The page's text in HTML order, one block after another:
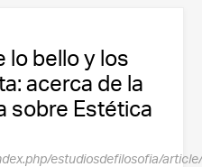
lo bello y los
acerca de la
sobre Estética
estudiosdefilosofia/